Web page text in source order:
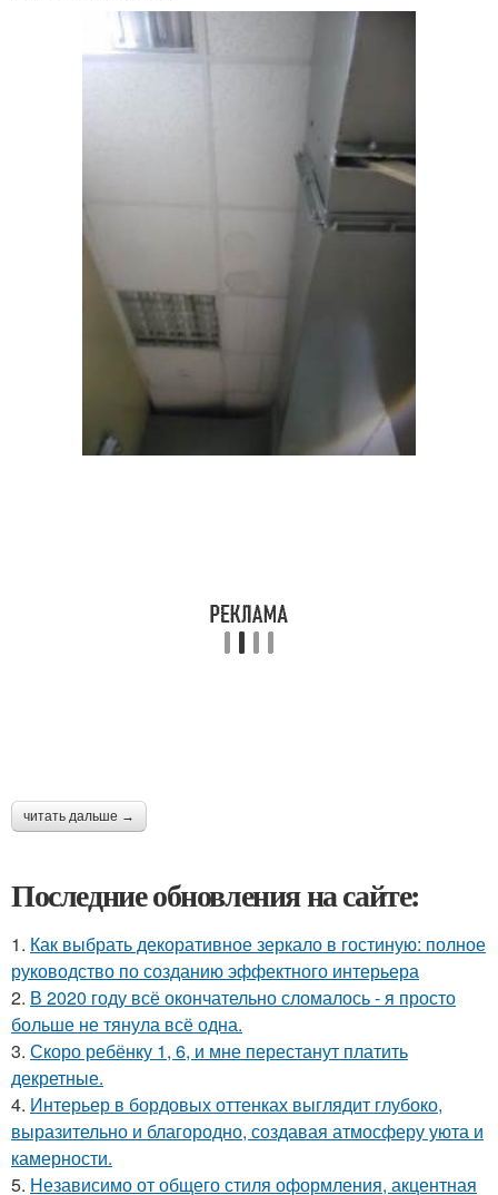
читать дальше →
Последние обновления на сайте:
1. Как выбрать декоративное зеркало в гостиную: полное
руководство по созданию эффектного интерьера
2. В 2020 году всё окончательно сломалось - я просто
больше не тянула всё одна.
3. Скоро ребёнку 1, 6, и мне перестанут платить
декретные.
4. Интерьер в бордовых оттенках выглядит глубоко,
выразительно и благородно, создавая атмосферу уюта и
камерности.
5. Независимо от общего стиля оформления, акцентная